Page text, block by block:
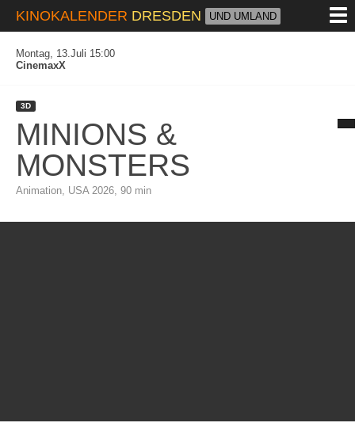
KINOKALENDER DRESDEN UND UMLAND
Montag, 13.Juli 15:00
CinemaxX
3D
MINIONS &
MONSTERS
Animation, USA 2026, 90 min